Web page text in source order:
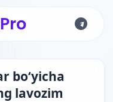
bo‘yicha
lavozim